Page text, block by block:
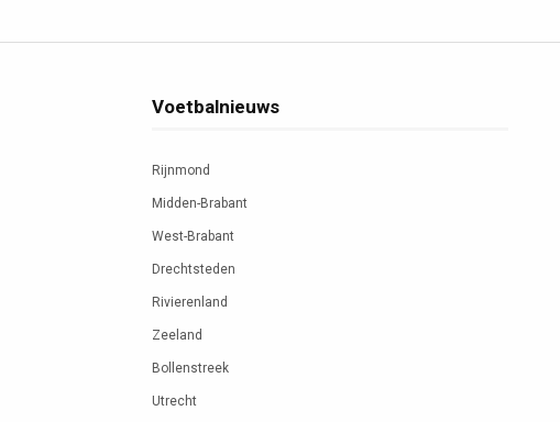
Voetbalnieuws
Rijnmond
Midden-Brabant
West-Brabant
Drechtsteden
Rivierenland
Zeeland
Bollenstreek
Utrecht